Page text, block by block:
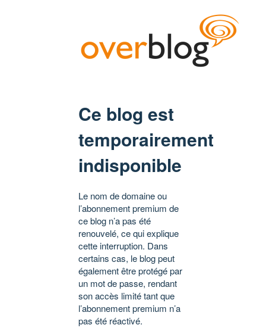
Ce blog est
temporairement
indisponible
Le nom de domaine ou
l’abonnement premium de
ce blog n’a pas été
renouvelé, ce qui explique
cette interruption. Dans
certains cas, le blog peut
également être protégé par
un mot de passe, rendant
son accès limité tant que
l’abonnement premium n’a
pas été réactivé.